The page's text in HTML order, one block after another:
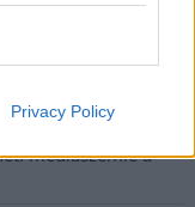
Privacy Policy
miatt
számítsunk az
médiaszemle a